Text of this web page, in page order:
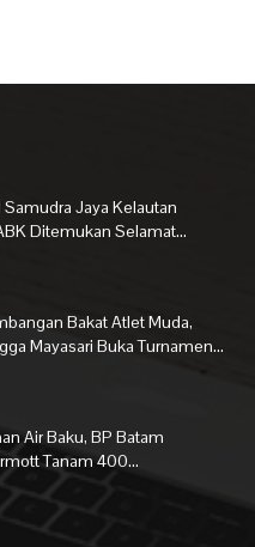
Samudra Jaya Kelautan
Ditemukan Selamat...
Bakat Atlet Muda,
Mayasari Buka Turnamen...
Air Baku, BP Batam
Tanam 400...